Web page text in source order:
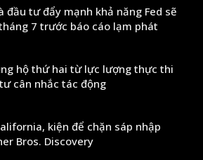
đầu tư đẩy mạnh khả năng Fed sẽ
7 trước báo cáo lạm phát
hộ thứ hai từ lực lượng thực thi
cân nhắc tác động
kiện để chặn sáp nhập
Bros. Discovery